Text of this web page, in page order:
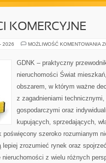
KOMERCYJNE
2026 MOŻLIWOŚĆ KOMENTOWANIA
GDNK – praktyczny
nieruchomości Świat
obszarem, w którym ważne
z zagadnieniami technicznymi,
gospodarczymi oraz
kupujących, sprzedających,
poświęcony szeroko rozumianym
lepiej zrozumieć rynek oraz
z wielu różnych